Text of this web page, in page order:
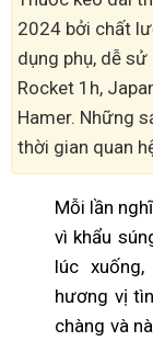
2024 bởi chất
dụng phụ, dễ
Rocket 1h,
Hamer. Những
thời gian quan
Mỗi lần
vì khẩu
lúc
hương vị
chàng và